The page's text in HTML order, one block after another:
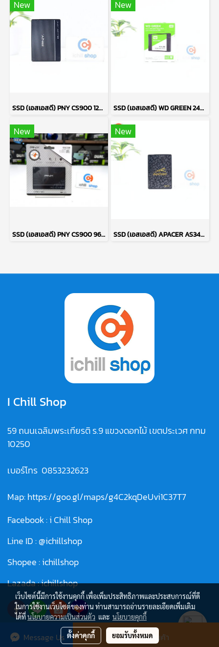
สั่งซื้อสินค้า
Message Us
New
SSD (เอสเอสดี) PNY CS900 120GB SATA 2.5 P14596
New
SSD (เอสเอสดี) WD GREEN 240GB SATA 2.5 (ของใหม่) P17675
New
SSD (เอสเอสดี) PNY CS900 960GB (ของใหม่) P09697
New
SSD (เอสเอสดี) APACER AS340 120GB SATA 2.5 P14227
I Chill Shop
59 ถนนเฉลิมพระเกียรติ ร.9 แขวงดอกไม้ เขตประเวศ กทม
10250
เบอร์โทร 0853232623
Map:https://goo.gl/maps/g4C2kqDeUvi1C37T7
Facebook :i Chill Shop
Line ID :@ichillshop
Shopee :ichillshop
Lazada :ichillshop
© Copyright 2021 All Rights Reserved.
เว็บไซต์นี้มีการใช้งานคุกกี้ เพื่อเพิ่มประสิทธิภาพและประสบการณ์ที่ดี
ในการใช้งานเว็บไซต์ของท่าน ท่านสามารถอ่านรายละเอียดเพิ่มเติม
ได้ที่นโยบายความเป็นส่วนตัว และ นโยบายคุกกี้
ตั้งค่าคุกกี้ ยอมรับทั้งหมด